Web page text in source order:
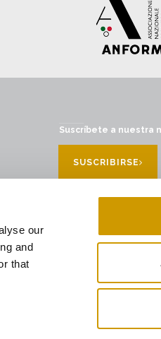
our
and
that
Suscríbete a nuestra
SUSCRIBIRSE